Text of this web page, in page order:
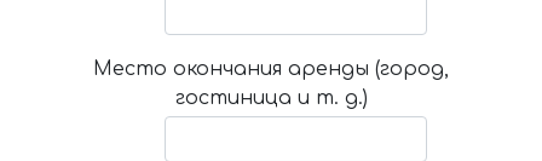
Место окончания аренды (город,
гостиница и т. д.)